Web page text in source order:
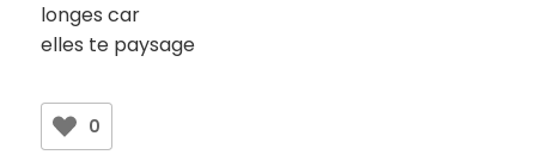
longes car
elles te paysage
0